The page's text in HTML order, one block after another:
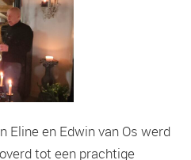
Eline en Edwin van Os werd
tot een prachtige